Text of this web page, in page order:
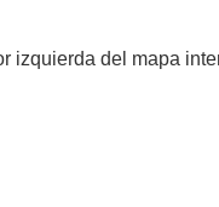
izquierda del mapa